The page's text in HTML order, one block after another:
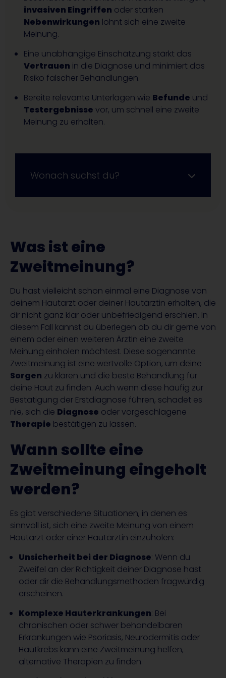
invasiven Eingriffen oder starken
Nebenwirkungen lohnt sich eine zweite
Meinung.
Eine unabhängige Einschätzung stärkt das
Vertrauen in die Diagnose und minimiert das
Risiko falscher Behandlungen.
Bereite relevante Unterlagen wie Befunde und
Testergebnisse vor, um schnell eine zweite
Meinung zu erhalten.
Wonach suchst du?
Was ist eine
Zweitmeinung?
Du hast vielleicht schon einmal eine Diagnose von
deinem Hautarzt oder deiner Hautärztin erhalten, die
dir nicht ganz klar oder unbefriedigend erschien. In
diesem Fall kannst du überlegen ob du dir gerne von
einem oder einen weiteren ÄrztIn eine zweite
Meinung einholen möchtest. Diese sogenannte
Zweitmeinung ist eine wertvolle Option, um deine
Sorgen zu klären und die beste Behandlung für
deine Haut zu finden. Auch wenn diese häufig zur
Bestätigung der Erstdiagnose führen, schadet es
nie, sich die Diagnose oder vorgeschlagene
Therapie bestätigen zu lassen.
Wann sollte eine
Zweitmeinung eingeholt
werden?
Es gibt verschiedene Situationen, in denen es
sinnvoll ist, sich eine zweite Meinung von einem
Hautarzt oder einer Hautärztin einzuholen:
Unsicherheit bei der Diagnose: Wenn du
Zweifel an der Richtigkeit deiner Diagnose hast
oder dir die Behandlungsmethoden fragwürdig
erscheinen.
Komplexe Hauterkrankungen: Bei
chronischen oder schwer behandelbaren
Erkrankungen wie Psoriasis, Neurodermitis oder
Hautkrebs kann eine Zweitmeinung helfen,
alternative Therapien zu finden.